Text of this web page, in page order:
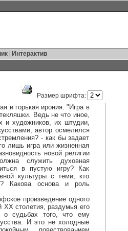
Интерактив
Размер шрифта:
и горькая ирония. "Игра в
Ведь не что иное,
и художников, их штудии,
автор осмелился
- как бы задает
лишь игра или жизненная
новой религии
служить духовная
в пустую игру? Как
культуры с теми, кто
Какова основа и роль
произведение одного
XX столетия, раздумья его
о судьбах того, что ему
И это не холодные